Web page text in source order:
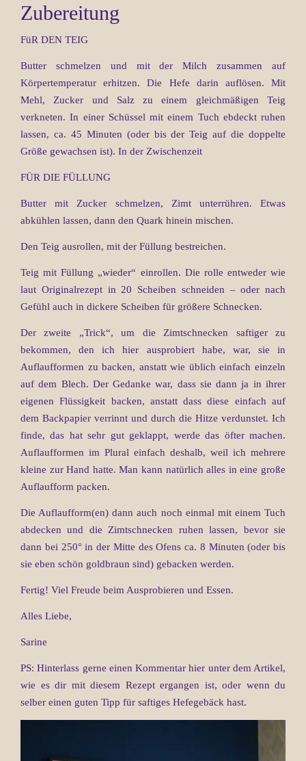
Zubereitung
FüR DEN TEIG
Butter schmelzen und mit der Milch zusammen auf
Körpertemperatur erhitzen. Die Hefe darin auflösen. Mit
Mehl, Zucker und Salz zu einem gleichmäßigen Teig
verkneten. In einer Schüssel mit einem Tuch ebdeckt ruhen
lassen, ca. 45 Minuten (oder bis der Teig auf die doppelte
Größe gewachsen ist). In der Zwischenzeit
FÜR DIE FÜLLUNG
Butter mit Zucker schmelzen, Zimt unterrühren. Etwas
abkühlen lassen, dann den Quark hinein mischen.
Den Teig ausrollen, mit der Füllung bestreichen.
Teig mit Füllung „wieder“ einrollen. Die rolle entweder wie
laut Originalrezept in 20 Scheiben schneiden – oder nach
Gefühl auch in dickere Scheiben für größere Schnecken.
Der zweite „Trick“, um die Zimtschnecken saftiger zu
bekommen, den ich hier ausprobiert habe, war, sie in
Auflaufformen zu backen, anstatt wie üblich einfach einzeln
auf dem Blech. Der Gedanke war, dass sie dann ja in ihrer
eigenen Flüssigkeit backen, anstatt dass diese einfach auf
dem Backpapier verrinnt und durch die Hitze verdunstet. Ich
finde, das hat sehr gut geklappt, werde das öfter machen.
Auflaufformen im Plural einfach deshalb, weil ich mehrere
kleine zur Hand hatte. Man kann natürlich alles in eine große
Auflaufform packen.
Die Auflaufform(en) dann auch noch einmal mit einem Tuch
abdecken und die Zimtschnecken ruhen lassen, bevor sie
dann bei 250° in der Mitte des Ofens ca. 8 Minuten (oder bis
sie eben schön goldbraun sind) gebacken werden.
Fertig! Viel Freude beim Ausprobieren und Essen.
Alles Liebe,
Sarine
PS: Hinterlass gerne einen Kommentar hier unter dem Artikel,
wie es dir mit diesem Rezept ergangen ist, oder wenn du
selber einen guten Tipp für saftiges Hefegebäck hast.